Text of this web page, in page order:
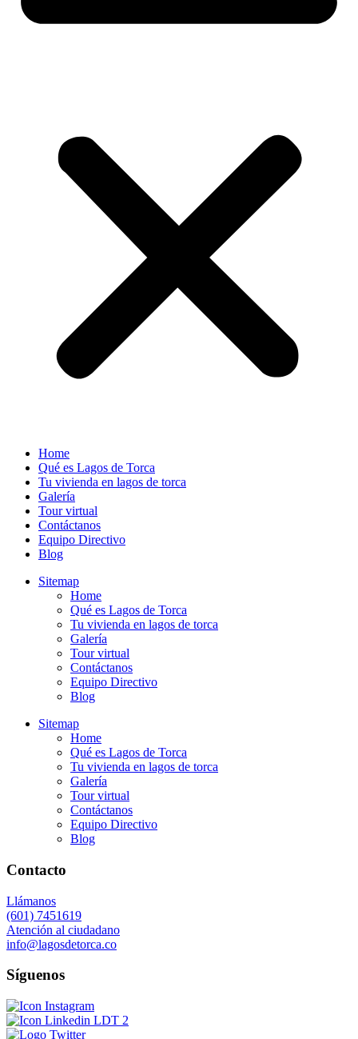
Home
Qué es Lagos de Torca
Tu vivienda en lagos de torca
Galería
Tour virtual
Contáctanos
Equipo Directivo
Blog
Sitemap
Home
Qué es Lagos de Torca
Tu vivienda en lagos de torca
Galería
Tour virtual
Contáctanos
Equipo Directivo
Blog
Sitemap
Home
Qué es Lagos de Torca
Tu vivienda en lagos de torca
Galería
Tour virtual
Contáctanos
Equipo Directivo
Blog
Contacto
Llámanos
(601) 7451619
Atención al ciudadano
info@lagosdetorca.co
Síguenos